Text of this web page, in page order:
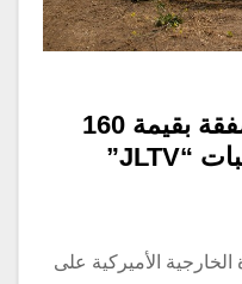
البنتاغون يوافق على صفقة بقيمة 160
مليون دولار لتوريد مركبات “JLTV”
الخارجية الأميركية على